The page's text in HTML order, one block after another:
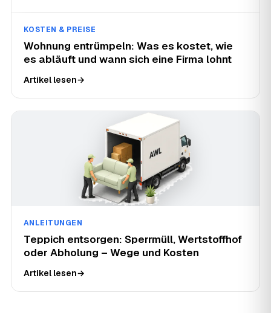
KOSTEN & PREISE
Wohnung entrümpeln: Was es kostet, wie
es abläuft und wann sich eine Firma lohnt
Artikel lesen→
ANLEITUNGEN
Teppich entsorgen: Sperrmüll, Wertstoffhof
oder Abholung – Wege und Kosten
Artikel lesen→